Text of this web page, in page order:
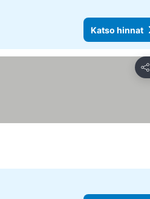
Katso hinnat
Jaa